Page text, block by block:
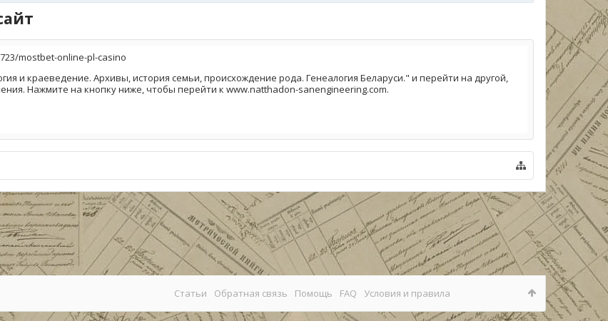
mostbet-online-pl-casino
и краеведение. Архивы, история семьи, происхождение рода. Генеалогия Беларуси." и перейти на другой,
Нажмите на кнопку ниже, чтобы перейти к www.natthadon-sanengineering.com.
Статьи Обратная связь Помощь FAQ Условия и правила